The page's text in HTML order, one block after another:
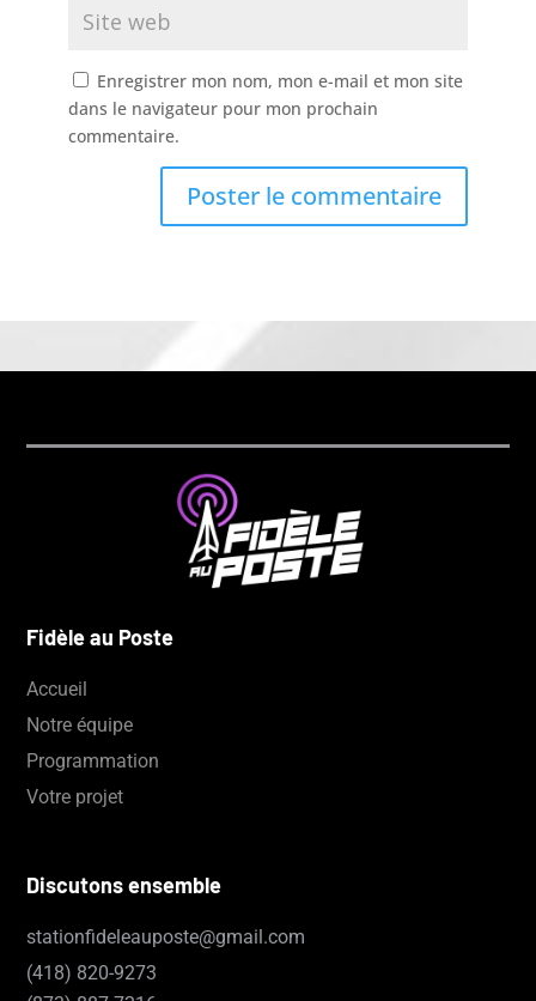
Enregistrer mon nom, mon e-mail et mon site
dans le navigateur pour mon prochain
commentaire.
Fidèle au Poste
Accueil
Notre équipe
Programmation
Votre projet
Discutons ensemble
stationfideleauposte@gmail.com
(418) 820-9273